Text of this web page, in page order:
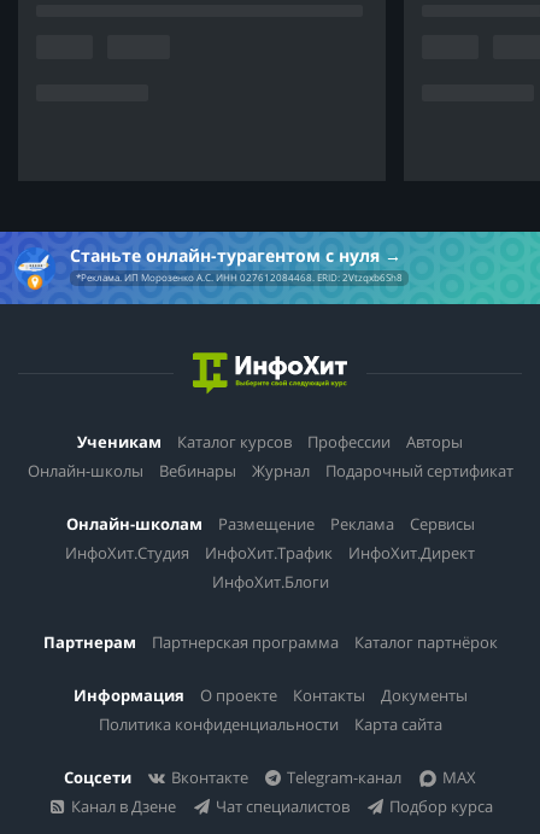
Станьте онлайн-турагентом с нуля
*Реклама. ИП Морозенко А.С. ИНН 027612084468. ERID: 2Vtzqxb6Sh8
Ученикам Каталог курсов Профессии
Авторы
Онлайн-школы
Вебинары Журнал Подарочный сертификат
Онлайн-школам Размещение Реклама
Сервисы
ИнфоХит.Студия
ИнфоХит.Трафик
ИнфоХит.Директ
ИнфоХит.Блоги
Партнерам Партнерская программа Каталог партнёрок
Информация О проекте Контакты
Документы
Политика конфиденциальности
Карта сайта
Соцсети Вконтакте Telegram-канал
MAX
Канал в Дзене
Чат специалистов Подбор курса